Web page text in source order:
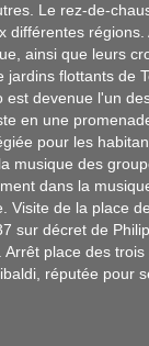
Le rez-de-
différentes
ainsi que leurs
jardins flottants
est devenue l'un
en une
pour les
musique des
dans la
Visite de la place
sur décret de
place des
réputée pour